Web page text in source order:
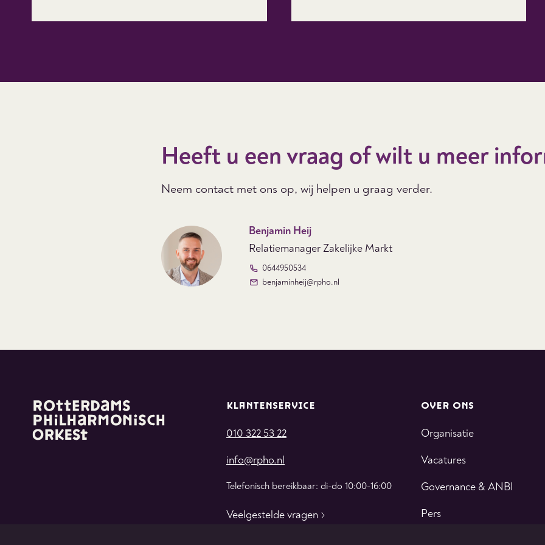
Heeft u een vraag of wilt u meer
Neem contact met ons op, wij helpen u graag verder.
Benjamin Heij
Relatiemanager Zakelijke Markt
0644950534
benjaminheij@rpho.nl
KLANTENSERVICE
010 322 53 22
info@rpho.nl
Telefonisch bereikbaar: di-do 10:00-16:00
Veelgestelde vragen
OVER ONS
Organisatie
Vacatures
Governance & ANBI
Pers